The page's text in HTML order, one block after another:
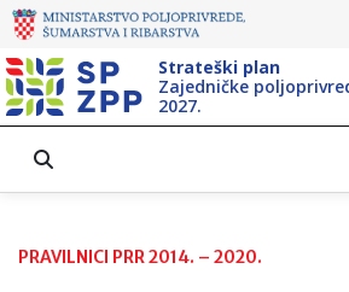
Strateški plan
Zajedničke
2027.
PRAVILNICI PRR 2014. – 2020.